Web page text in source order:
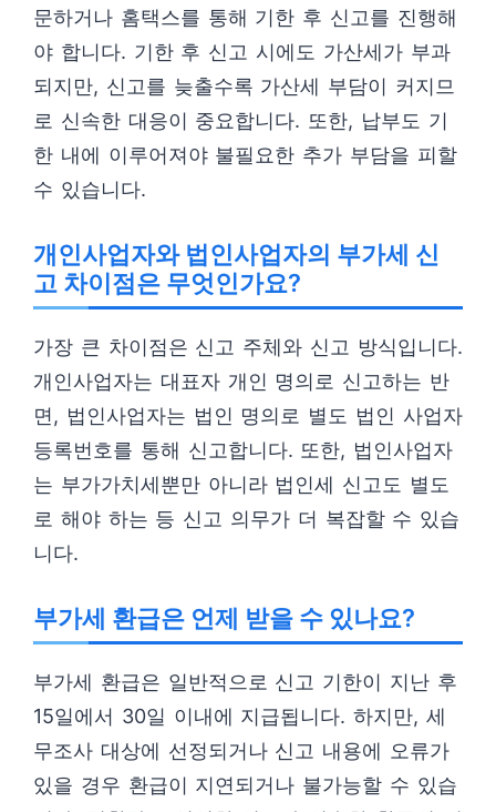
문하거나 홈택스를 통해 기한 후 신고를 진행해
야 합니다. 기한 후 신고 시에도 가산세가 부과
되지만, 신고를 늦출수록 가산세 부담이 커지므
로 신속한 대응이 중요합니다. 또한, 납부도 기
한 내에 이루어져야 불필요한 추가 부담을 피할
수 있습니다.
개인사업자와 법인사업자의 부가세 신
고 차이점은 무엇인가요?
가장 큰 차이점은 신고 주체와 신고 방식입니다.
개인사업자는 대표자 개인 명의로 신고하는 반
면, 법인사업자는 법인 명의로 별도 법인 사업자
등록번호를 통해 신고합니다. 또한, 법인사업자
는 부가가치세뿐만 아니라 법인세 신고도 별도
로 해야 하는 등 신고 의무가 더 복잡할 수 있습
니다.
부가세 환급은 언제 받을 수 있나요?
부가세 환급은 일반적으로 신고 기한이 지난 후
15일에서 30일 이내에 지급됩니다. 하지만, 세
무조사 대상에 선정되거나 신고 내용에 오류가
있을 경우 환급이 지연되거나 불가능할 수 있습